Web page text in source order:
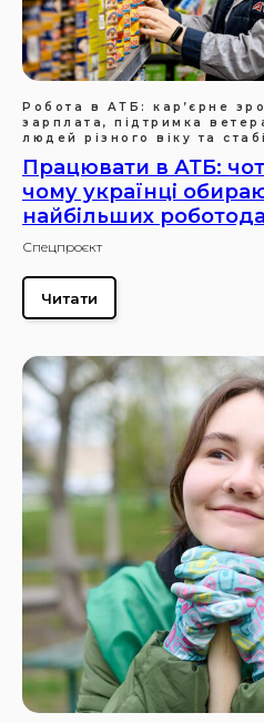
Робота в АТБ: кар’єрне
зарплата, підтримка
людей різного віку та
Працювати в АТБ:
чому українці
найбільших
Спецпроєкт
Читати